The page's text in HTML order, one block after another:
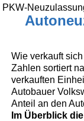
PKW-
Wie verkauft
Zahlen sortiert
verkauften
Autobauer
Anteil an den
Im Überblick